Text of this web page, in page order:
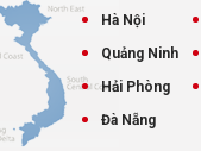
Hà Nội
Quảng Ninh
Hải Phòng
Đà Nẵng